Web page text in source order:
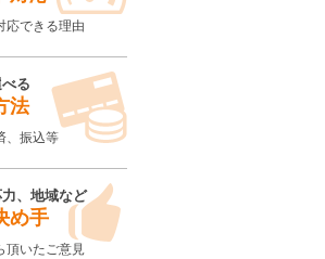
応できる理由
る
法
、振込等
、地域など
め手
頂いたご意見